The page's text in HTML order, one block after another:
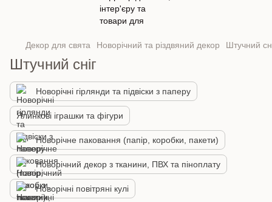
Декор для свята Новорічний та різдвяний декор Штучний
Штучний сніг
Новорічні гірлянди та підвіски з паперу
Ялинкові іграшки та фігури
Новорічне паковання (папір, коробки, пакети)
Новорічний декор з тканини, ПВХ та піноплату
Новорічні повітряні кулі